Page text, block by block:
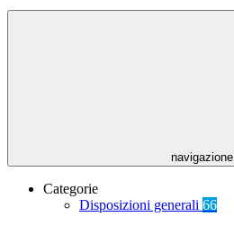
navigazione
Categorie
Disposizioni generali 66